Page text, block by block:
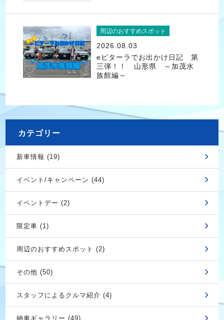
周辺のおすすめスポット
2026.08.03
eビターラでお出かけ日記 第
三弾！！ 山形県 ～加茂水
族館編～
カテゴリー
新車情報 (19)
イベント/キャンペーン (44)
イベントデー (2)
限定車 (1)
周辺のおすすめスポット (2)
その他 (50)
スタッフによるクルマ紹介 (4)
納車ギャラリー (49)